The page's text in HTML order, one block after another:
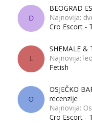
D
BEOGRAD
Najnovija:
Cro Escort -
L
SHEMALE &
Najnovija:
Fetish
O
OSJEČKO
recenzije
Najnovija:
Cro Escort -